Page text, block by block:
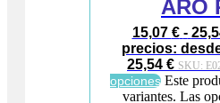
ARO
15,07 € -
precios:
25,54 € SKU:
opciones Este
variantes. Las